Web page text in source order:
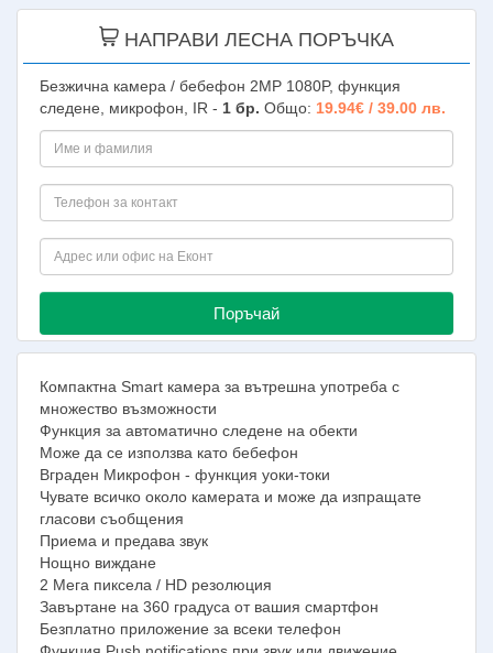
НАПРАВИ ЛЕСНА ПОРЪЧКА
Безжична камера / бебефон 2MP 1080P, функция
следене, микрофон, IR - 1 бр. Общо: 19.94€ / 39.00 лв.
Поръчай
Компактна Smart камера за вътрешна употреба с
множество възможности
Функция за автоматично следене на обекти
Може да се използва като бебефон
Вграден Микрофон - функция уоки-токи
Чувате всичко около камерата и може да изпращате
гласови съобщения
Приема и предава звук
Нощно виждане
2 Мега пиксела / HD резолюция
Завъртане на 360 градуса от вашия смартфон
Безплатно приложение за всеки телефон